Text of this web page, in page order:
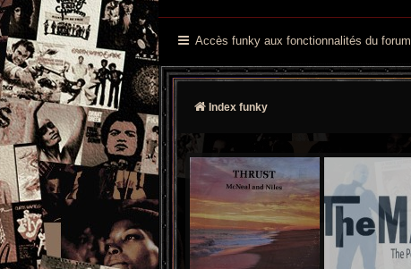
Accès funky aux fonctionnalités du forum
Index funky